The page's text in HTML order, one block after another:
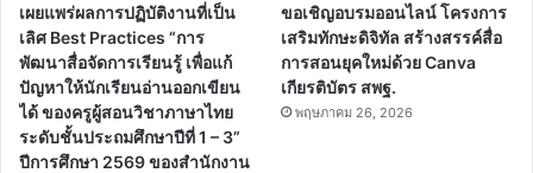
เผยแพร่ผลการปฏิบัติงานที่เป็น
เลิศ Best Practices “การ
พัฒนาสื่อจัดการเรียนรู้ เพื่อแก้
ปัญหาให้นักเรียนอ่านออกเขียน
ได้ ของครูผู้สอนวิชาภาษาไทย
ระดับชั้นประถมศึกษาปีที่ 1 – 3”
ปีการศึกษา 2569 ของสำนักงาน
ขอเชิญอบรมออนไลน์ โครงการ
เสริมทักษะดิจิทัล สร้างสรรค์สื่อ
การสอนยุคใหม่ด้วย Canva
เกียรติบัตร สพฐ.
พฤษภาคม 26, 2026